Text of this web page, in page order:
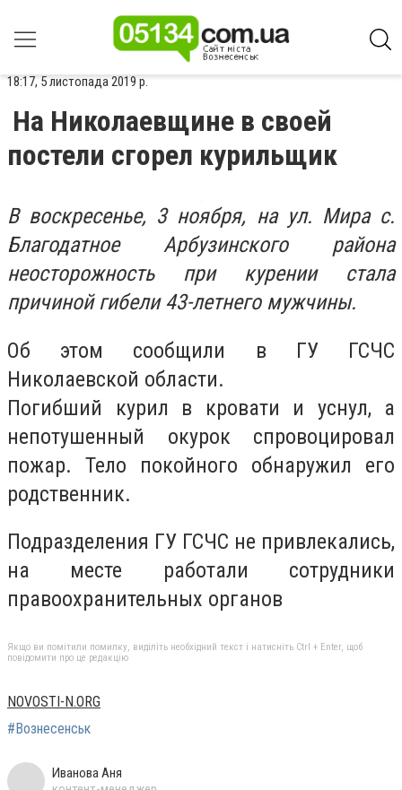
18:17, 5 листопада 2019 р.
На Николаевщине в своей
постели сгорел курильщик
В воскресенье, 3 ноября, на ул. Мира с.
Благодатное Арбузинского района
неосторожность при курении стала
причиной гибели 43-летнего мужчины.
Об этом сообщили в ГУ ГСЧС
Николаевской области.
Погибший курил в кровати и уснул, а
непотушенный окурок спровоцировал
пожар. Тело покойного обнаружил его
родственник.
Подразделения ГУ ГСЧС не привлекались,
на месте работали сотрудники
правоохранительных органов
Якщо ви помітили помилку, виділіть необхідний текст і натисніть Ctrl + Enter, щоб
повідомити про це редакцію
NOVOSTI-N.ORG
#Вознесенськ
Иванова Аня